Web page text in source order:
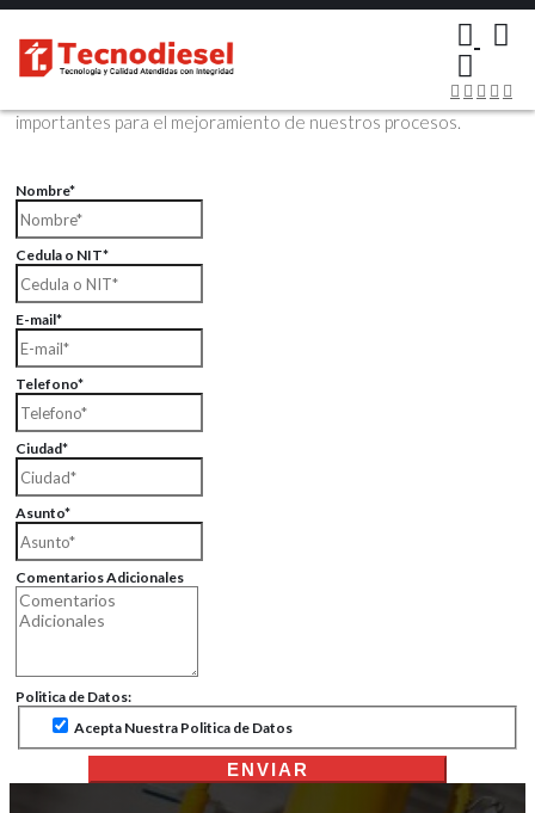
Contáctenos Vía Email
Envíenos sus datos con sus comentarios, sus opiniones son muy
importantes para el mejoramiento de nuestros procesos.
Nombre*
Cedula o NIT*
E-mail*
Telefono*
Ciudad*
Asunto*
Comentarios Adicionales
Politica de Datos:
Acepta Nuestra Politica de Datos
ENVIAR